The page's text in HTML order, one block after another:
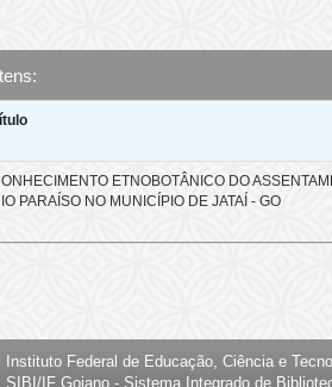
ETNOBOTÂNICO DO
PARAÍSO NO MUNICÍPIO DE JATAÍ - GO
Instituto Federal de Educação, Ciência e
SIBI/IF Goiano - Sistema Integrado de